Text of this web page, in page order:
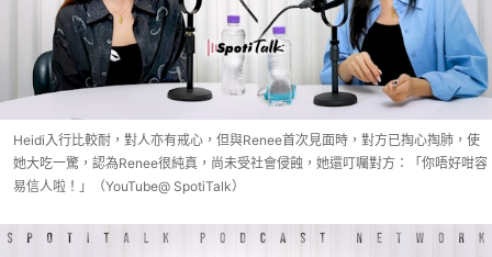
Heidi入行比較耐，對人亦有戒心，但與Renee首次見面時，對方已掏心掏肺，使
她大吃一驚，認為Renee很純真，尚未受社會侵蝕，她還叮囑對方：「你唔好咁容
易信人啦！」（YouTube@ SpotiTalk）